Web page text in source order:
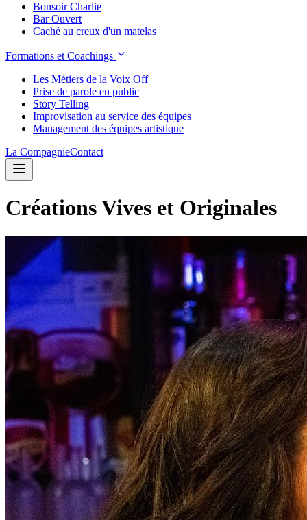
Bonsoir Charlie
Bar Ouvert
Caché au creux d'un matelas
Formations et Coachings
Les Métiers de la Voix Off
Prise de parole en public
Story Telling
Improvisation au service des équipes
Management des équipes artistique
La CompagnieContact
Créations Vives et Originales